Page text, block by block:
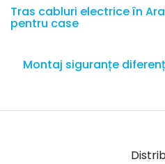
Tras cabluri electrice în
pentru case
Montaj siguranțe